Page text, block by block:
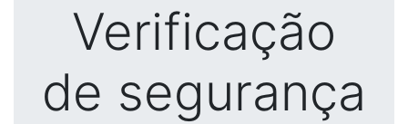
Verificação
de segurança